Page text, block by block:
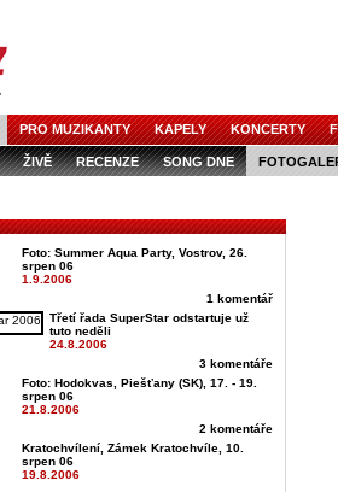
PRO MUZIKANTY KAPELY KONCERTY
ŽIVĚ RECENZE SONG DNE
Foto: Summer Aqua Party, Vostrov, 26.
srpen 06
1.9.2006
1 komentář
Třetí řada SuperStar odstartuje už
tuto neděli
24.8.2006
3 komentáře
Foto: Hodokvas, Piešťany (SK), 17. - 19.
srpen 06
21.8.2006
2 komentáře
Kratochvílení, Zámek Kratochvíle, 10.
srpen 06
19.8.2006